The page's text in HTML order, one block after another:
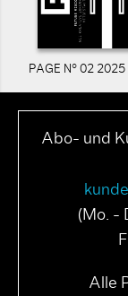
PAGE N° 02 2025
Abo- und
(Mo. -
Alle